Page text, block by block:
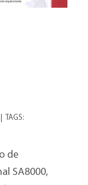
TAGS:
de
SA8000,